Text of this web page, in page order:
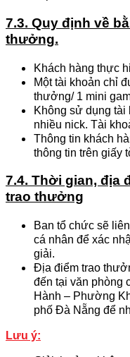
7.3. Quy định về
thưởng.
Khách hàng thực
Một tài khoản chỉ
thưởng/ 1 mini
Không sử dụng tài
nhiều nick. Tài
Thông tin khách
thông tin trên giấy
7.4. Thời gian, địa
trao thưởng
Ban tổ chức sẽ
cá nhân để xác
giải.
Địa điểm trao
đến tại văn phòng
Hành – Phường
phố Đà Nẵng để
Lưu ý: